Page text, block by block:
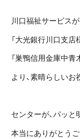
川口福祉サービス
「大光銀行川口支店
「巣鴨信用金庫中青
より、素晴らしい
センターが、パッ
本当にありがとう